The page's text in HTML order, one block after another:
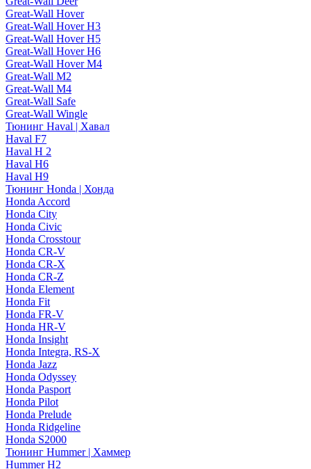
Great-Wall Hover
Great-Wall Hover H3
Great-Wall Hover H5
Great-Wall Hover H6
Great-Wall Hover M4
Great-Wall M2
Great-Wall M4
Great-Wall Safe
Great-Wall Wingle
Тюнинг Haval | Хавал
Haval F7
Haval H 2
Haval H6
Haval H9
Тюнинг Honda | Хонда
Honda Accord
Honda City
Honda Civic
Honda Crosstour
Honda CR-V
Honda CR-X
Honda CR-Z
Honda Element
Honda Fit
Honda FR-V
Honda HR-V
Honda Insight
Honda Integra, RS-X
Honda Jazz
Honda Odyssey
Honda Pasport
Honda Pilot
Honda Prelude
Honda Ridgeline
Honda S2000
Тюнинг Hummer | Хаммер
Hummer H2